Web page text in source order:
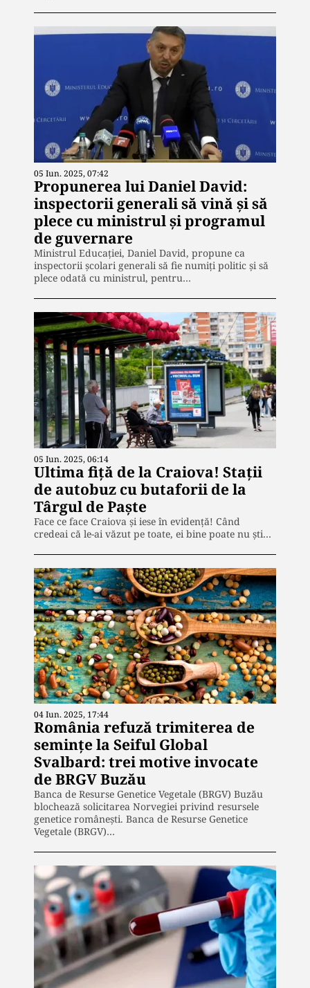
05 Iun. 2025, 07:42
Propunerea lui Daniel David:
inspectorii generali să vină și să
plece cu ministrul și programul
de guvernare
Ministrul Educației, Daniel David, propune ca
inspectorii școlari generali să fie numiți politic și să
plece odată cu ministrul, pentru…
05 Iun. 2025, 06:14
Ultima fiță de la Craiova! Stații
de autobuz cu butaforii de la
Târgul de Paște
Face ce face Craiova și iese în evidență! Când
credeai că le-ai văzut pe toate, ei bine poate nu ști…
04 Iun. 2025, 17:44
România refuză trimiterea de
semințe la Seiful Global
Svalbard: trei motive invocate
de BRGV Buzău
Banca de Resurse Genetice Vegetale (BRGV) Buzău
blochează solicitarea Norvegiei privind resursele
genetice românești. Banca de Resurse Genetice
Vegetale (BRGV)…